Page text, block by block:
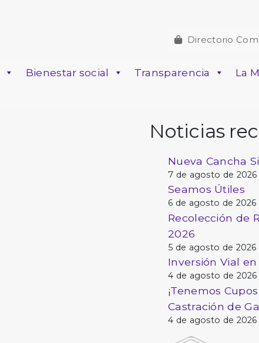
Directorio
Bienestar social Transparencia
La
Noticias
Nueva Cancha
7 de agosto de 2026
Seamos Útiles
6 de agosto de 2026
Recolección de
2026
5 de agosto de 2026
Inversión Vial
4 de agosto de 2026
¡Tenemos
Castración de
4 de agosto de 2026